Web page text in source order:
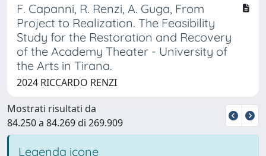
F. Capanni, R. Renzi, A. Guga, From
Project to Realization. The Feasibility
Study for the Restoration and Recovery
of the Academy Theater - University of
the Arts in Tirana.
2024 RICCARDO RENZI
Mostrati risultati da
84.250 a 84.269 di 269.909
Legenda icone